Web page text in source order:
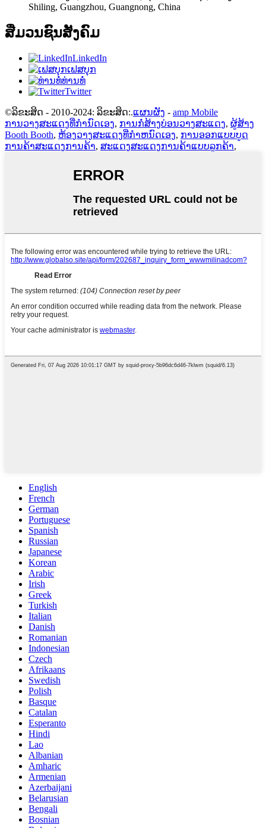
Shiling, Guangzhou, Guangnong, China
ສື່ມວນຊົນສັງຄົມ
LinkedIn
ເຟສບຸກ
ທ່ານທໍ່
Twitter
©ລິຂະສິດ - 2010-2024: ລິຂະສິດ:.ແຜນຜັງ - amp Mobile
ການວາງສະແດງທີ່ກໍານົດເອງ, ການກໍ່ສ້າງບ່ອນວາງສະແດງ, ຜູ້ສ້າງ
Booth Booth, ຫ້ອງວາງສະແດງທີ່ກໍາຫນົດເອງ, ການອອກແບບບູດ
ການຄ້າສະແດງການຄ້າ, ສະແດງສະແດງການຄ້າແບບລູກຄ້າ,
English
French
German
Portuguese
Spanish
Russian
Japanese
Korean
Arabic
Irish
Greek
Turkish
Italian
Danish
Romanian
Indonesian
Czech
Afrikaans
Swedish
Polish
Basque
Catalan
Esperanto
Hindi
Lao
Albanian
Amharic
Armenian
Azerbaijani
Belarusian
Bengali
Bosnian